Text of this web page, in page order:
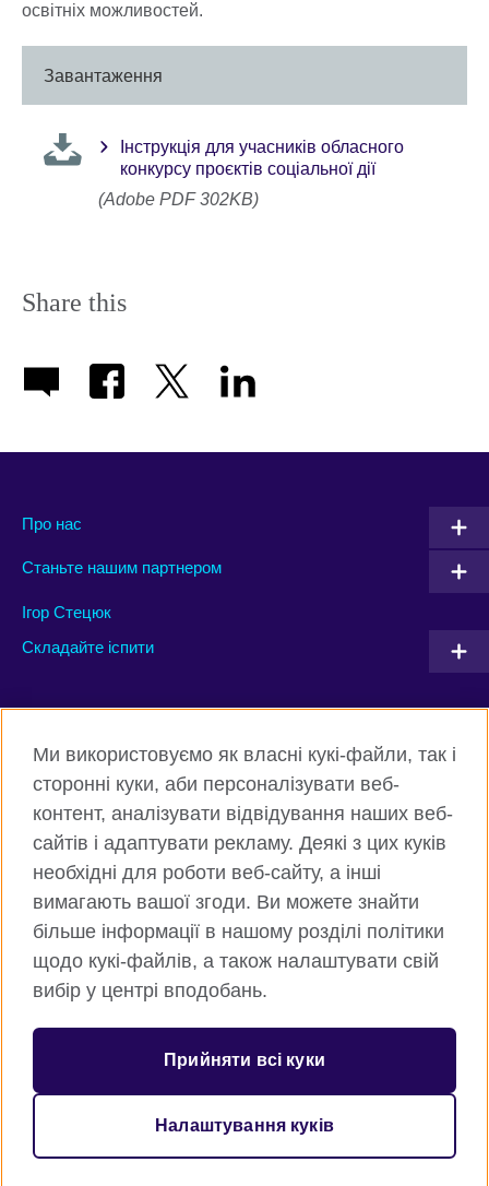
освітніх можливостей.
Завантаження
Інструкція для учасників обласного
конкурсу проєктів соціальної дії
(Adobe PDF 302KB)
Share this
Про нас
Станьте нашим партнером
Ігор Стецюк
Складайте іспити
Connect with us
Facebook Twitter
Instagram Flickr
TikTok YouTube
Всесвітня Британська Рада
Приватність та умови користування
Куки
© 2026 British Council
Ми використовуємо як власні кукі-файли, так і
сторонні куки, аби персоналізувати веб-
контент, аналізувати відвідування наших веб-
сайтів і адаптувати рекламу. Деякі з цих куків
необхідні для роботи веб-сайту, а інші
вимагають вашої згоди. Ви можете знайти
більше інформації в нашому розділі політики
щодо кукі-файлів, а також налаштувати свій
вибір у центрі вподобань.
Прийняти всі куки
Налаштування куків